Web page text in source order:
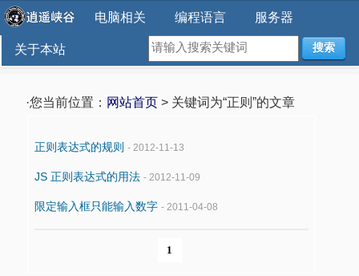
电脑相关 编程语言 服务器
关于本站 搜索
·您当前位置： 网站首页 > 关键词为“正则”的文章
正则表达式的规则 - 2012-11-13
JS 正则表达式的用法 - 2012-11-09
限定输入框只能输入数字 - 2011-04-08
1